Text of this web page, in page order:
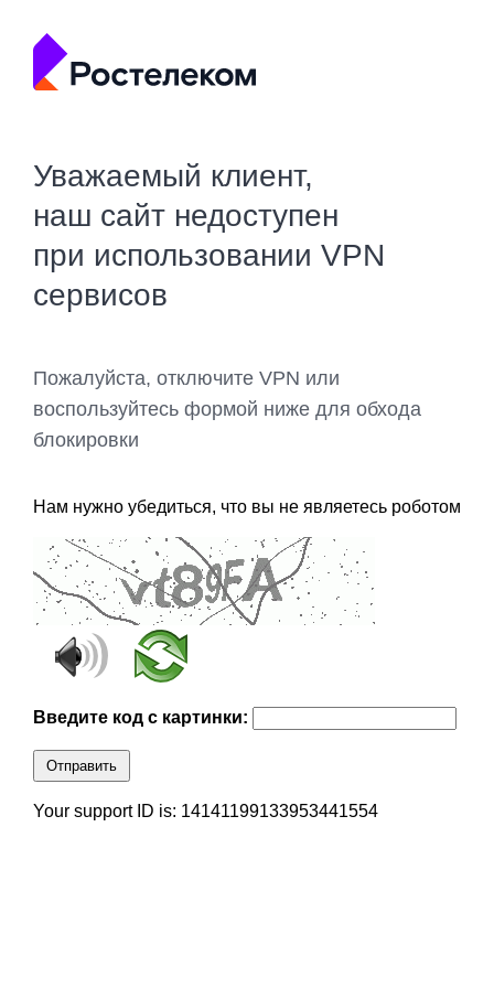
Уважаемый клиент,
наш сайт недоступен
при использовании VPN
сервисов
Пожалуйста, отключите VPN или
воспользуйтесь формой ниже для обхода
блокировки
Нам нужно убедиться, что вы не являетесь роботом
Введите код с картинки:
Отправить
Your support ID is: 14141199133953441554